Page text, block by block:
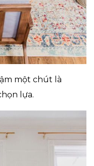
một chút là
lựa.